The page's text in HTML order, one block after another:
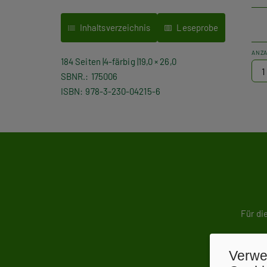
Inhaltsverzeichnis Leseprobe
184 Seiten 4-färbig 19,0 × 26,0
SBNR.
175006
ISBN
978-3-230-04215-6
Für